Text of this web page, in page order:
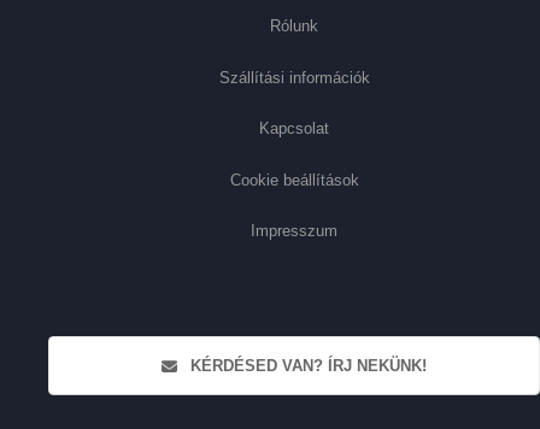
Rólunk
Szállítási információk
Kapcsolat
Cookie beállítások
Impresszum
KÉRDÉSED VAN? ÍRJ NEKÜNK!